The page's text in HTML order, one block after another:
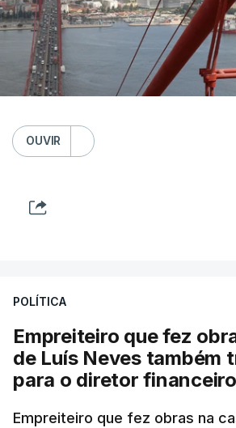
OUVIR
POLÍTICA
Empreiteiro que fez
de Luís Neves também
para o diretor
Empreiteiro que fez obras na